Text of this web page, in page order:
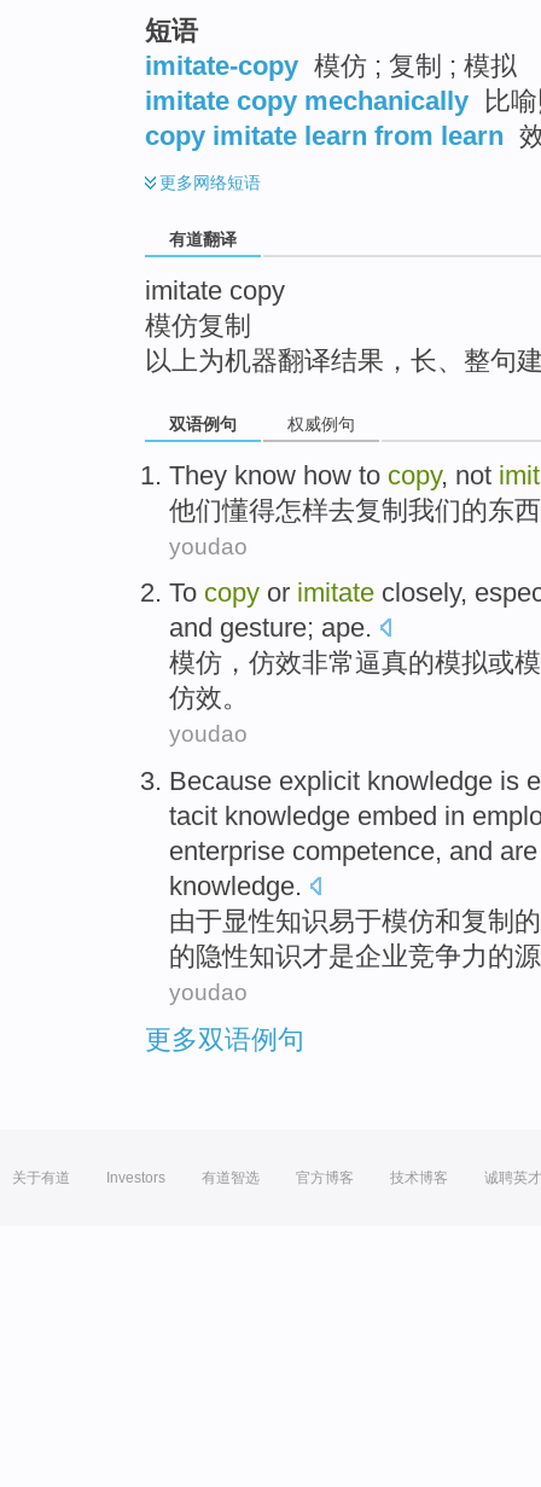
短语
imitate-copy 模仿 ; 复制 ; 模拟
imitate copy mechanically
比
copy imitate learn from learn
更多网络短语
有道翻译
imitate copy
模仿复制
以上为机器翻译结果，长、整句
双语例句 权威例句
They know how to copy, not
他们懂得怎样去复制 我们的东
youdao
To copy or imitate closely,
and gesture; ape.
模仿 ， 仿效非常逼真的模拟或
仿效。
youdao
Because explicit knowledge is
tacit knowledge embed in
enterprise competence, and
knowledge.
由于显性知识易于模仿和复制 的
的隐性知识才是企业竞争力的
youdao
更多双语例句
关于有道 Investors 有道智选 官方博客 技术博客 诚聘英才